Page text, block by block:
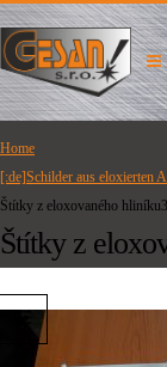
Home
[:de]Schilder aus eloxierten
Štítky z eloxovaného
Štítky z